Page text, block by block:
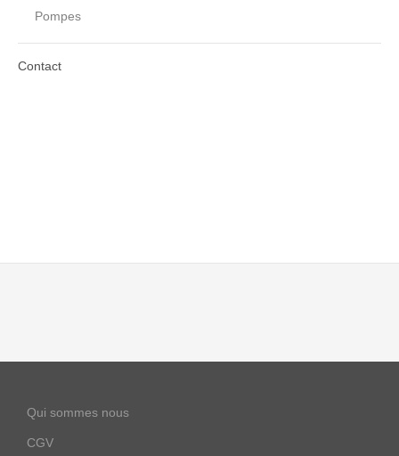
Pompes
Contact
Qui sommes nous
CGV